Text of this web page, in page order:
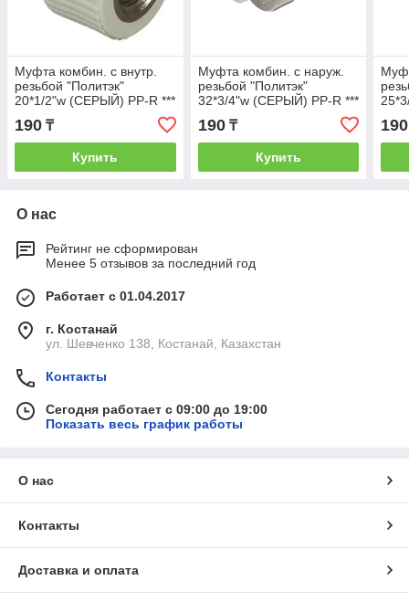
Муфта комбин. с внутр.
резьбой "Политэк"
20*1/2"w (СЕРЫЙ) PP-R ***
190 ₸
Купить
Муфта комбин. с наруж.
резьбой "Политэк"
32*3/4"w (СЕРЫЙ) PP-R ***
190₸
Купить
190
О нас
Рейтинг не сформирован
Менее 5 отзывов за последний год
Работает с 01.04.2017
г. Костанай
ул. Шевченко 138, Костанай, Казахстан
Контакты
Сегодня работает с 09:00 до 19:00
Показать весь график работы
О нас
Контакты
Доставка и оплата